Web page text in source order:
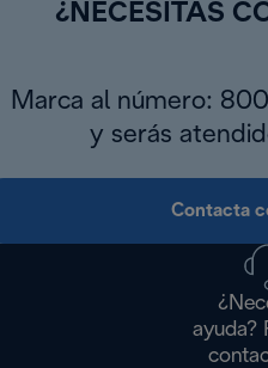
¿NECESITAS
Marca al número:
y serás
Contacta
ayuda?